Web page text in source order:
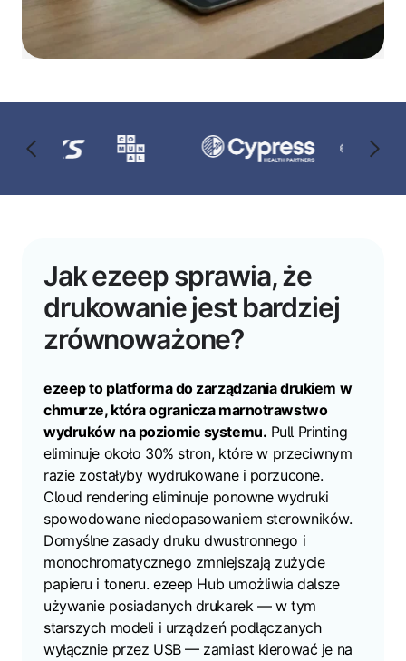
Jak ezeep sprawia, że
drukowanie jest bardziej
zrównoważone?
ezeep to platforma do zarządzania drukiem w
chmurze, która ogranicza marnotrawstwo
wydruków na poziomie systemu. Pull Printing
eliminuje około 30% stron, które w przeciwnym
razie zostałyby wydrukowane i porzucone.
Cloud rendering eliminuje ponowne wydruki
spowodowane niedopasowaniem sterowników.
Domyślne zasady druku dwustronnego i
monochromatycznego zmniejszają zużycie
papieru i toneru. ezeep Hub umożliwia dalsze
używanie posiadanych drukarek — w tym
starszych modeli i urządzeń podłączanych
wyłącznie przez USB — zamiast kierować je na